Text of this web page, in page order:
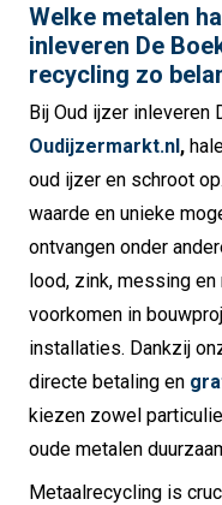
Welke metalen
inleveren De
recycling zo
Bij Oud ijzer inleveren
Oudijzermarkt.nl,
oud ijzer en schroot
waarde en unieke
ontvangen onder
lood, zink, messing
voorkomen in
installaties. Dankzij
directe betaling en
kiezen zowel
oude metalen
Metaalrecycling is